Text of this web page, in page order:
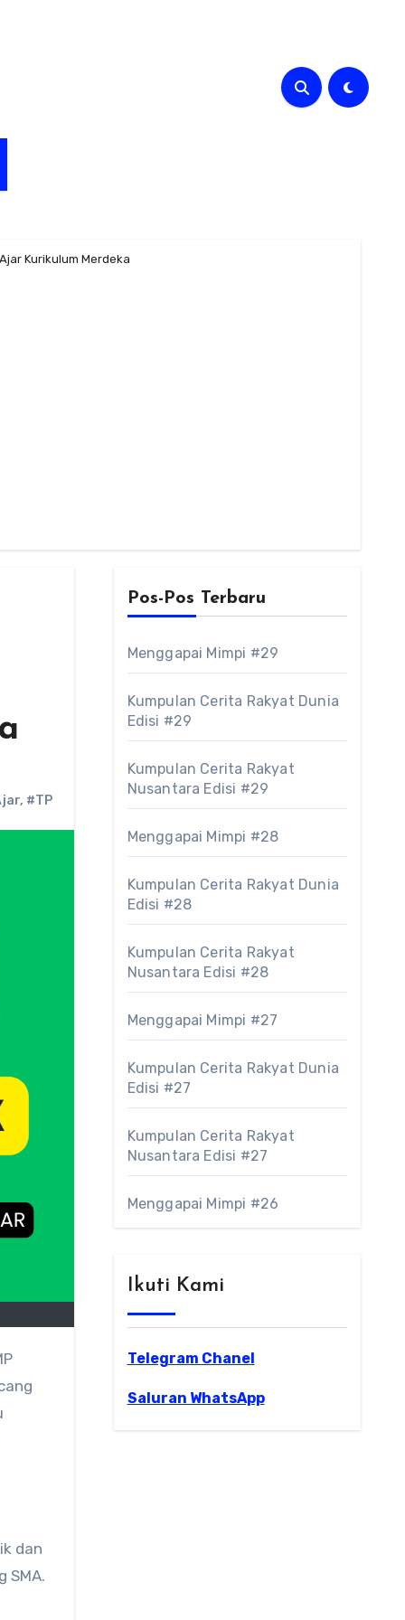
Kurikulum Merdeka
, #TP
dan
SMA.
Pos-Pos Terbaru
Menggapai Mimpi #29
Kumpulan Cerita Rakyat Dunia
Edisi #29
Kumpulan Cerita Rakyat
Nusantara Edisi #29
Menggapai Mimpi #28
Kumpulan Cerita Rakyat Dunia
Edisi #28
Kumpulan Cerita Rakyat
Nusantara Edisi #28
Menggapai Mimpi #27
Kumpulan Cerita Rakyat Dunia
Edisi #27
Kumpulan Cerita Rakyat
Nusantara Edisi #27
Menggapai Mimpi #26
Ikuti Kami
Telegram Chanel
Saluran WhatsApp